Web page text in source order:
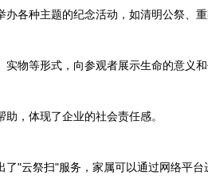
各种主题的纪念活动，如清明公祭、重
物等形式，向参观者展示生命的意义
，体现了企业的社会责任感。
"云祭扫"服务，家属可以通过网络平台